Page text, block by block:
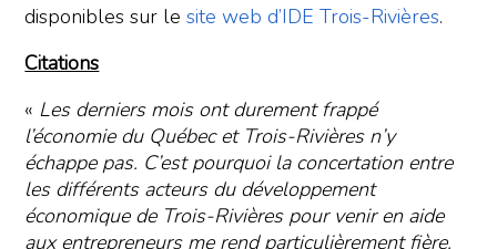
disponibles sur lesite web d’IDE Trois-Rivières.
Citations
« Les derniers mois ont durement frappé
l’économie du Québec et Trois-Rivières n’y
échappe pas. C’est pourquoi la concertation entre
les différents acteurs du développement
économique de Trois-Rivières pour venir en aide
aux entrepreneurs me rend particulièrement fière.